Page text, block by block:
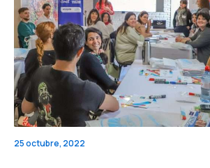
25 octubre, 2022